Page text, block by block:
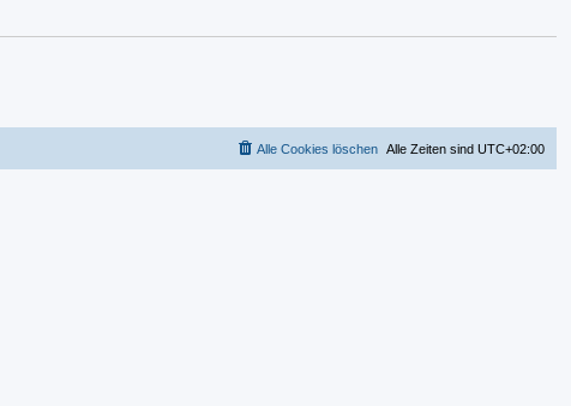
Alle Zeiten sind UTC+02:00
Alle Cookies löschen